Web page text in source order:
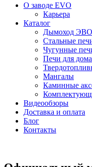
О заводе EVO
Карьера
Каталог
Дымоход
Стальные
Чугунные
Печи для
Мангалы
Каминные
Видеообзоры
Доставка и оплата
Блог
Контакты